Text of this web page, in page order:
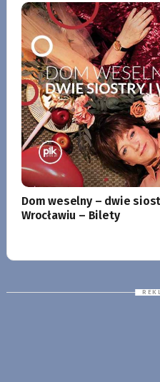
Dom weselny – dwie
Wrocławiu – Bilety